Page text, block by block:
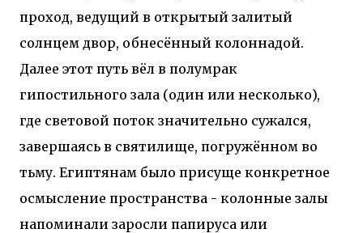
проход, ведущий в открытый залитый
солнцем двор, обнесённый колоннадой.
Далее этот путь вёл в полумрак
гипостильного зала (один или несколько),
где световой поток значительно сужался,
завершаясь в святилище, погружённом во
тьму. Египтянам было присуще конкретное
осмысление пространства - колонные залы
напоминали заросли папируса или